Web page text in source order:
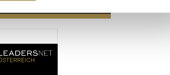
für soziale Medien anbieten zu können
Unsere Partner führen diese Informationen
haben oder die sie im Rahmen Ihrer Nutzung